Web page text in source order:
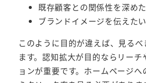
既存顧客との関係性を深め
ブランドイメージを伝えたい
このように目的が違えば、見るべ
ます。認知拡大が目的ならリー
ョンが重要です。ホームページ